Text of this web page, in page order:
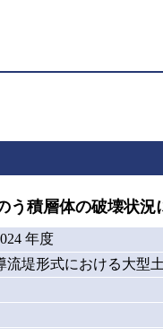
積層体の破壊状況
年度
流堤形式における大型